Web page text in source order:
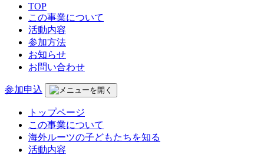
TOP
この事業について
活動内容
参加方法
お知らせ
お問い合わせ
参加申込
トップページ
この事業について
海外ルーツの子どもたちを知る
活動内容